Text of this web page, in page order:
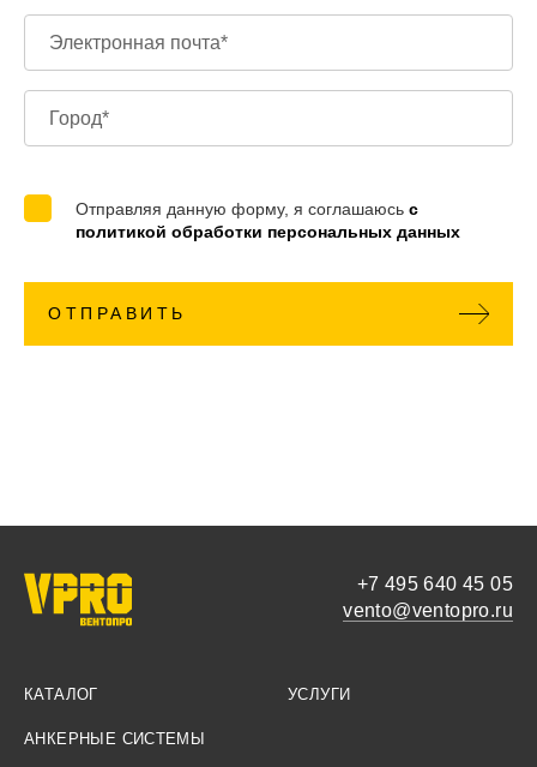
Отправляя данную форму, я соглашаюсь с
политикой обработки персональных данных
ОТПРАВИТЬ
КАТАЛОГ
АНКЕРНЫЕ СИСТЕМЫ
УСЛУГИ
+7 495 640 45 05
vento@ventopro.ru